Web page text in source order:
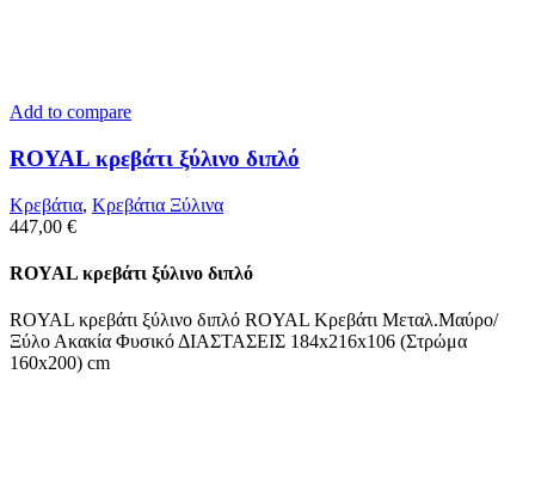
Add to compare
ROYAL κρεβάτι ξύλινο διπλό
Κρεβάτια, Κρεβάτια Ξύλινα
447,00 €
ROYAL κρεβάτι ξύλινο διπλό
ROYAL κρεβάτι ξύλινο διπλό ROYAL Κρεβάτι Μεταλ.Μαύρο/
Ξύλο Ακακία Φυσικό ΔΙΑΣΤΑΣΕΙΣ 184x216x106 (Στρώμα
160x200) cm